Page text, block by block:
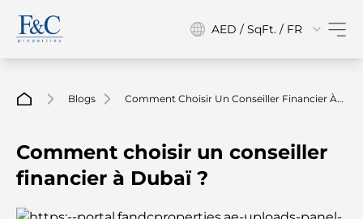
AED / SqFt. / FR
Blogs
Comment Choisir Un Conseiller Financier À
Comment choisir un conseiller
financier à Dubaï ?